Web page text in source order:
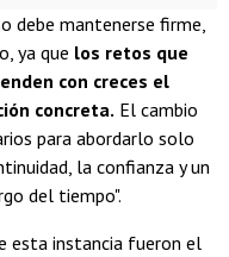
debe mantenerse firme,
ya que los retos que
con creces el
concreta. El cambio
para abordarlo solo
la confianza y un
del tiempo".
esta instancia fueron el